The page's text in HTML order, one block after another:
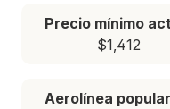
Precio mínimo
$1,412
Aerolínea popular